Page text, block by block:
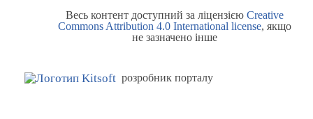
Весь контент доступний за ліцензією Creative
Commons Attribution 4.0 International license, якщо
не зазначено інше
розробник порталу